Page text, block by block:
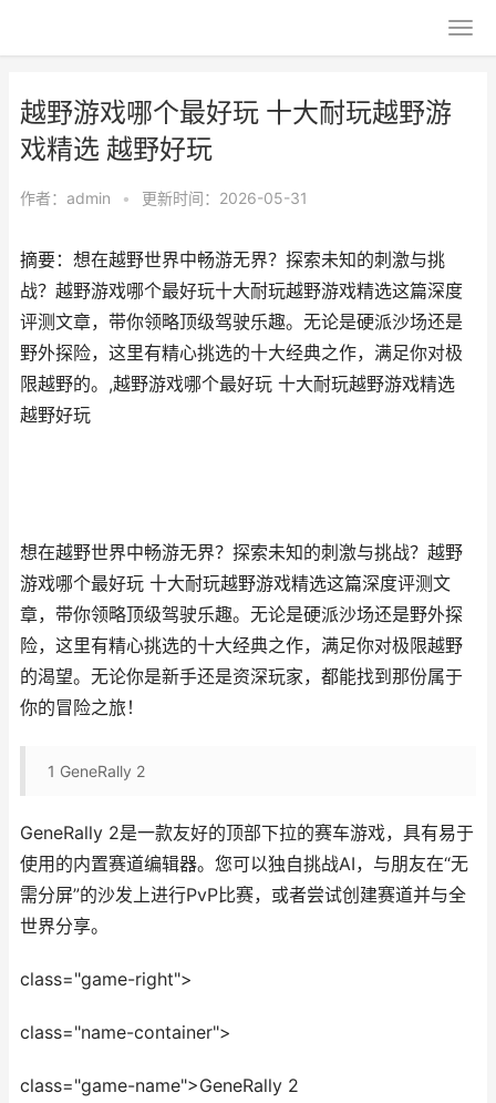
越野游戏哪个最好玩 十大耐玩越野游
戏精选 越野好玩
作者： admin • 更新时间：2026-05-31
摘要：想在越野世界中畅游无界？探索未知的刺激与挑
战？越野游戏哪个最好玩十大耐玩越野游戏精选这篇深度
评测文章，带你领略顶级驾驶乐趣。无论是硬派沙场还是
野外探险，这里有精心挑选的十大经典之作，满足你对极
限越野的。,越野游戏哪个最好玩 十大耐玩越野游戏精选
越野好玩
想在越野世界中畅游无界？探索未知的刺激与挑战？越野
游戏哪个最好玩 十大耐玩越野游戏精选这篇深度评测文
章，带你领略顶级驾驶乐趣。无论是硬派沙场还是野外探
险，这里有精心挑选的十大经典之作，满足你对极限越野
的渴望。无论你是新手还是资深玩家，都能找到那份属于
你的冒险之旅！
1 GeneRally 2
GeneRally 2是一款友好的顶部下拉的赛车游戏，具有易于
使用的内置赛道编辑器。您可以独自挑战AI，与朋友在“无
需分屏”的沙发上进行PvP比赛，或者尝试创建赛道并与全
世界分享。
class="game-right">
class="name-container">
class="game-name">GeneRally 2